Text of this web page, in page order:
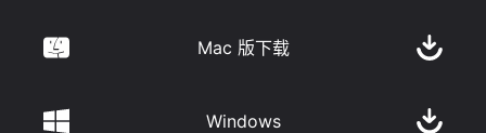
Mac 版下载
Windows